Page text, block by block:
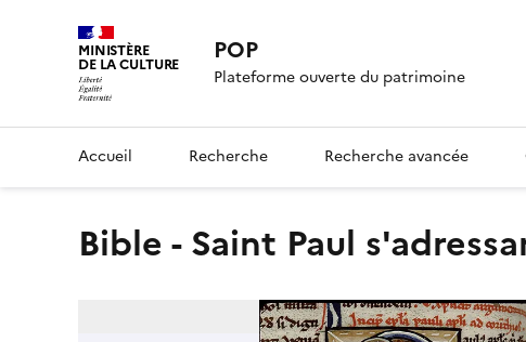
MINISTÈRE
DE LA CULTURE POP
Plateforme ouverte du patrimoine
Accueil Recherche Recherche avancée
Bible - Saint Paul